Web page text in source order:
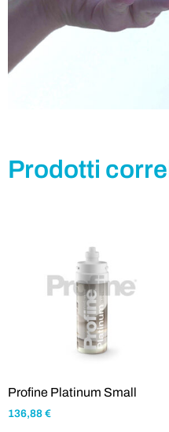
Prodotti
Profine Platinum Small
136,88 €